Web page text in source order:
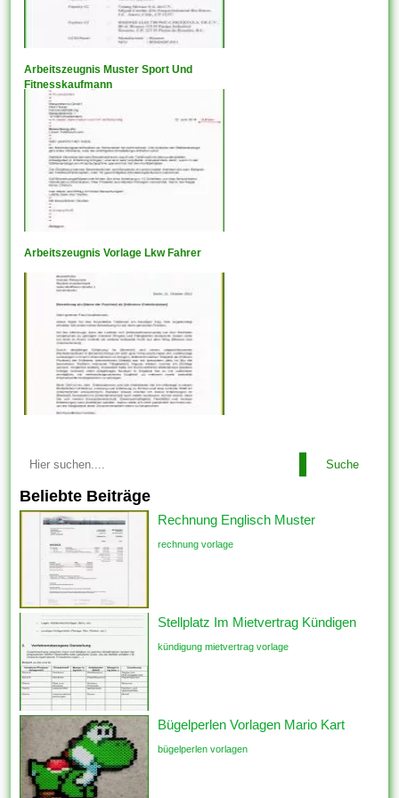
Arbeitszeugnis Muster Sport Und
Fitnesskaufmann
Arbeitszeugnis Vorlage Lkw Fahrer
Suche
Beliebte Beiträge
Rechnung Englisch Muster
rechnung vorlage
Stellplatz Im Mietvertrag Kündigen
kündigung mietvertrag vorlage
Bügelperlen Vorlagen Mario Kart
bügelperlen vorlagen